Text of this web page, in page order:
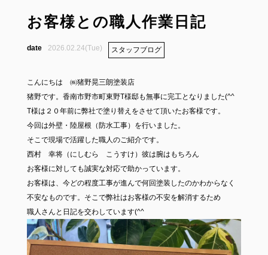
お客様との職人作業日記
2026.02.24(Tue) スタッフブログ
こんにちは ㈱猪野晃三朗塗装店
猪野です。香南市野市町東野T様邸も無事に完工となりました(^^
T様は２０年前に弊社で塗り替えをさせて頂いたお客様です。
今回は外壁・陸屋根（防水工事）を行いました。
そこで現場で活躍した職人のご紹介です。
西村 幸将（にしむら こうすけ）彼は腕はもちろん
お客様に対しても誠実な対応で助かっています。
お客様は、今どの程度工事が進んで何回塗装したのかわからなく
不安なものです。そこで弊社はお客様の不安を解消するため
職人さんと日記を交わしています(^^